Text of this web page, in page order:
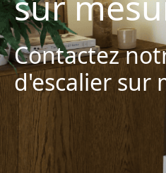
Contactez
d'escalier sur